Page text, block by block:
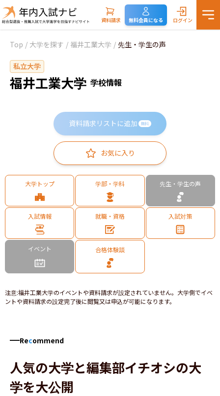
資料請求 無料会員になる ログイン
Top / 大学を探す / 福井工業大学 / 先生・学生の声
私立大学
福井工業大学 学校情報
資料請求リストに追加 無料
お気に入り
大学トップ 学部・学科 先生・学生の声
入試情報 就職・資格 入試対策
イベント 合格体験談
注意:福井工業大学のイベントや資料請求が設定されていません。大学側でイベ
ントや資料請求の設定完了後に閲覧又は申込が可能になります。
Recommend
人気の大学と編集部イチオシの大
学を大公開